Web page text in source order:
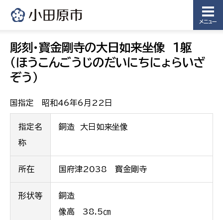
メニュー
彫刻・寳金剛寺の大日如来坐像 １躯
（ほうこんごうじのだいにちにょらいざ
ぞう）
国指定 昭和46年6月22日
指定名
称
銅造 大日如来坐像
所在 国府津2038 寳金剛寺
形状等
銅造
像高 38.5㎝